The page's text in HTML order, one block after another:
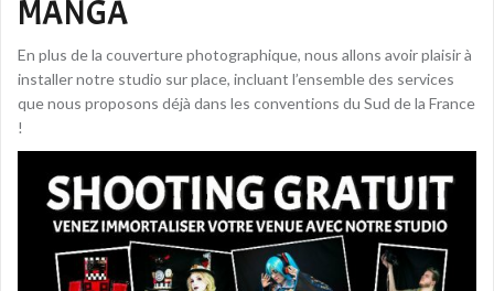
MANGA
En plus de la couverture photographique, nous allons avoir plaisir à
installer notre studio sur place, incluant l’ensemble des services
que nous proposons déjà dans les conventions du Sud de la France
!